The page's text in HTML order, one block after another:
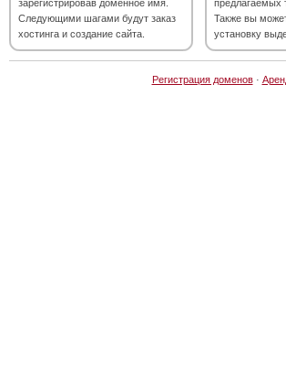
зарегистрировав доменное имя.
Следующими шагами будут заказ
хостинга и создание сайта.
предлагаемых
Также вы
установку
Регистрация доменов·